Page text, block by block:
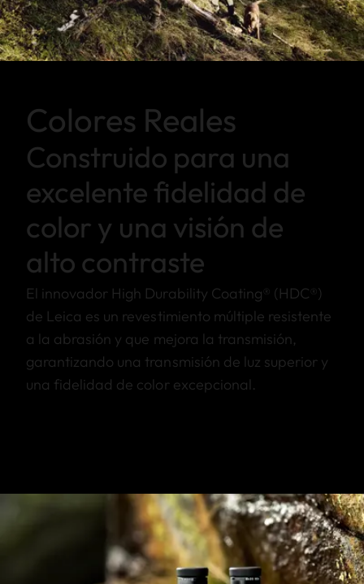
Colores Reales
Construido para una
excelente fidelidad de
color y una visión de
alto contraste
El innovador High Durability Coating® (HDC®)
de Leica es un revestimiento múltiple resistente
a la abrasión y que mejora la transmisión,
garantizando una transmisión de luz superior y
una fidelidad de color excepcional.